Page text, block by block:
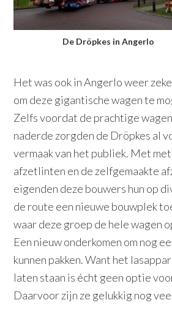
De Dröpkes in Angerlo
Het was ook in Angerlo weer
om deze gigantische wagen te
Zelfs voordat de prachtige
naderde zorgden de Dröpkes al
vermaak van het publiek. Met
afzetlinten en de zelfgemaakte
eigenden deze bouwers hun op
de route een nieuwe bouwplek
waar deze groep de hele wagen
Een nieuw onderkomen om nog
kunnen pakken. Want het
laten staan is écht geen optie
Daarvoor zijn ze gelukkig nog